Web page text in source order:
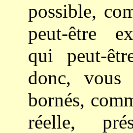
possible,
peut-être
qui peut-
donc, vous
bornés,
réelle,